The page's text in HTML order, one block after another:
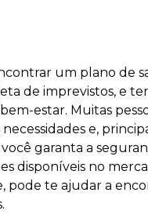
um plano de
de imprevistos, e
estar. Muitas
e,
garanta a
disponíveis no
pode te ajudar a